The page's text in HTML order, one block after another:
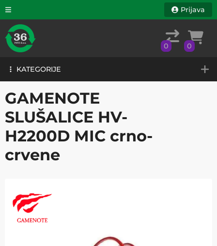
KATEGORIJE
Prijava
0 0
KATEGORIJE
GAMENOTE
SLUŠALICE HV-
H2200D MIC crno-
crvene